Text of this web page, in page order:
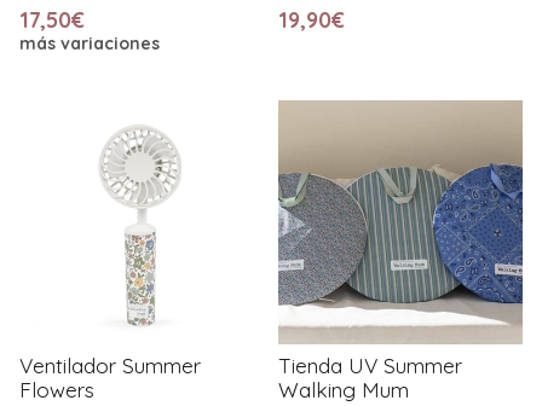
17,50€
más variaciones
19,90€
Ventilador Summer
Flowers
Tienda UV Summer
Walking Mum